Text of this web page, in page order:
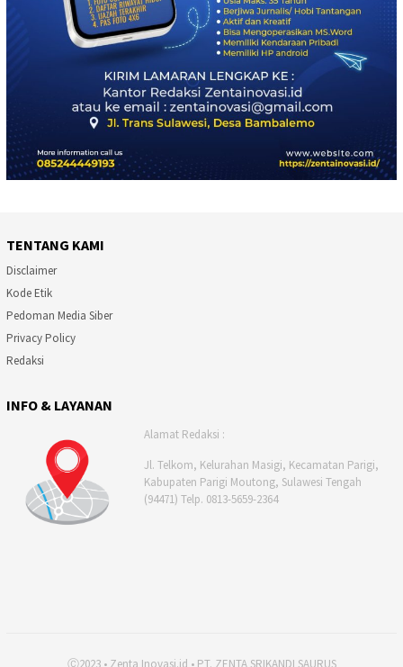
TENTANG KAMI
Disclaimer
Kode Etik
Pedoman Media Siber
Privacy Policy
Redaksi
INFO & LAYANAN
Alamat Redaksi :
Jl. Telkom, Kelurahan Masigi, Kecamatan Parigi,
Kabupaten Parigi Moutong, Sulawesi Tengah
(94471) Telp. 0813-5659-2364